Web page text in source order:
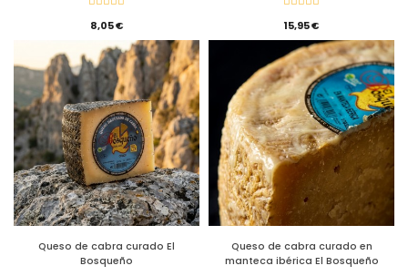
8,05 € 15,95 €
Queso de cabra curado El
Bosqueño
Queso de cabra curado en
manteca ibérica El Bosqueño